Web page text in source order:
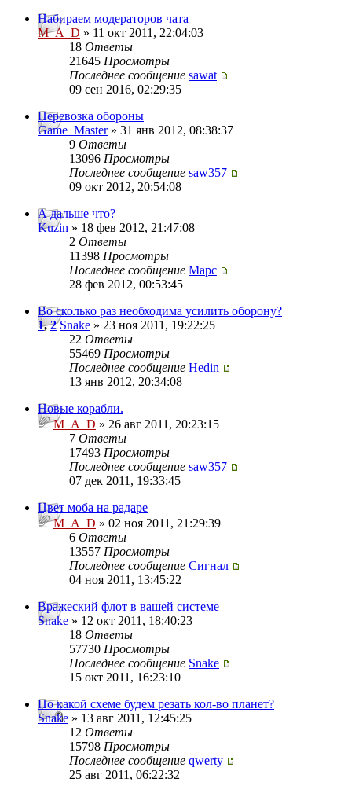
Набираем модераторов чата
M_A_D » 11 окт 2011, 22:04:03
18 Ответы
21645 Просмотры
Последнее сообщение sawat
09 сен 2016, 02:29:35
Перевозка обороны
Game_Master» 31 янв 2012, 08:38:37
9 Ответы
13096 Просмотры
Последнее сообщение saw357
09 окт 2012, 20:54:08
А дальше что?
Kuzin » 18 фев 2012, 21:47:08
2 Ответы
11398 Просмотры
Последнее сообщение Mapc
28 фев 2012, 00:53:45
Во сколько раз необходима усилить оборону?
1,2 Snake » 23 ноя 2011, 19:22:25
22 Ответы
55469 Просмотры
Последнее сообщение Hedin
13 янв 2012, 20:34:08
Новые корабли.
M_A_D » 26 авг 2011, 20:23:15
7 Ответы
17493 Просмотры
Последнее сообщение saw357
07 дек 2011, 19:33:45
Цвет моба на радаре
M_A_D » 02 ноя 2011, 21:29:39
6 Ответы
13557 Просмотры
Последнее сообщение Сигнал
04 ноя 2011, 13:45:22
Вражеский флот в вашей системе
Snake » 12 окт 2011, 18:40:23
18 Ответы
57730 Просмотры
Последнее сообщение Snake
15 окт 2011, 16:23:10
По какой схеме будем резать кол-во планет?
Snake » 13 авг 2011, 12:45:25
12 Ответы
15798 Просмотры
Последнее сообщение qwerty
25 авг 2011, 06:22:32